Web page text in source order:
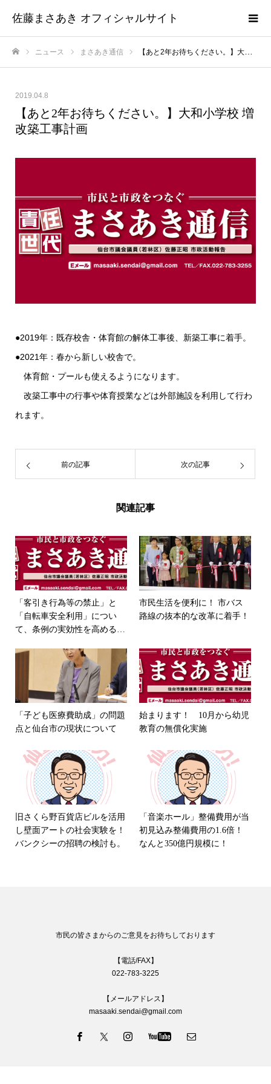
佐藤まさあき オフィシャルサイト
ニュース まさあき通信 【あと2年お待ちください。】大和小学校 増改築工事計画
2019.04.8
【あと2年お待ちください。】大和小学校 増
改築工事計画
●2019年：既存校舎・体育館の解体工事後、新築工事に着手。
●2021年：春から新しい校舎で。
体育館・プールも使えるようになります。
改築工事中の行事や体育授業などは外部施設を利用して行わ
れます。
前の記事 次の記事
関連記事
「客引き行為等の禁止」と
「自転車安全利用」につい
て、条例の実効性を高める対
市民生活を便利に！ 市バス
路線の抜本的な改革に着手！
「子ども医療費助成」の問題
点と仙台市の現状について
始まります！ 10月から幼児
教育の無償化実施
旧さくら野百貨店ビルを活用
し壁面アートの社会実験を！
バンクシーの招聘の検討も。
「音楽ホール」整備費用が当
初見込み整備費用の1.6倍！
なんと350億円規模に！
市民の皆さまからのご意見をお待ちしております
【電話/FAX】
022-783-3225
【メールアドレス】
masaaki.sendai@gmail.com